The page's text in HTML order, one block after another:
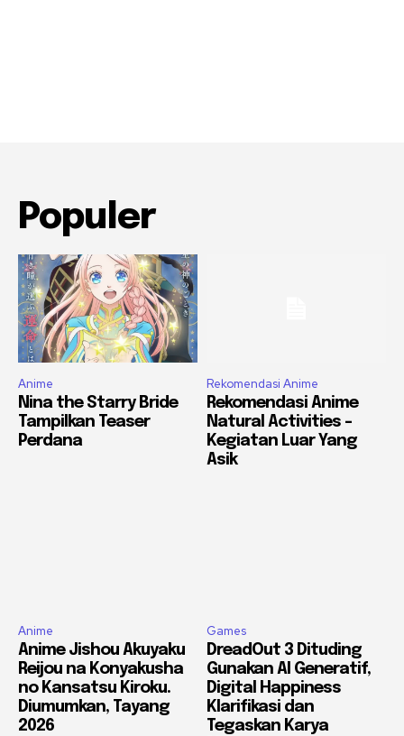
Populer
Anime
Nina the Starry Bride
Tampilkan Teaser
Perdana
Rekomendasi Anime
Rekomendasi Anime
Natural Activities –
Kegiatan Luar Yang
Asik
Anime
Anime Jishou Akuyaku
Reijou na Konyakusha
no Kansatsu Kiroku.
Diumumkan, Tayang
2026
Games
DreadOut 3 Dituding
Gunakan AI Generatif,
Digital Happiness
Klarifikasi dan
Tegaskan Karya